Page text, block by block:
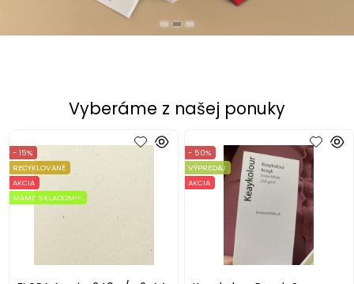
Vyberáme z našej ponuky
- 15%
RECYKLOVANÉ
AKCIA
MÁME SKLADOM!!!
- 50%
VÝPREDAJ
AKCIA